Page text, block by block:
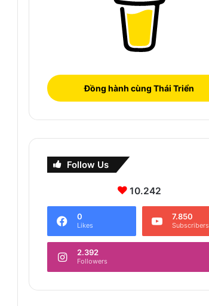
Đồng hành cùng Thái Triển
Follow Us
10.242
0
Likes
7.850
Subscribers
2.392
Followers